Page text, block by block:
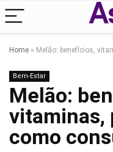
Home » Melão: benefícios,
Bem-Estar
Melão:
vitaminas,
como